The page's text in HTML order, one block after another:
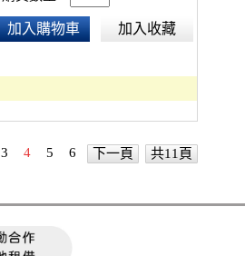
加入購物車 加入收藏
3 4 5 6 下一頁 共11頁